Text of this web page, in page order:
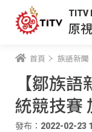
TITV
原
首頁 族語新聞
【鄒族
統競技賽
發布：2022-02-23